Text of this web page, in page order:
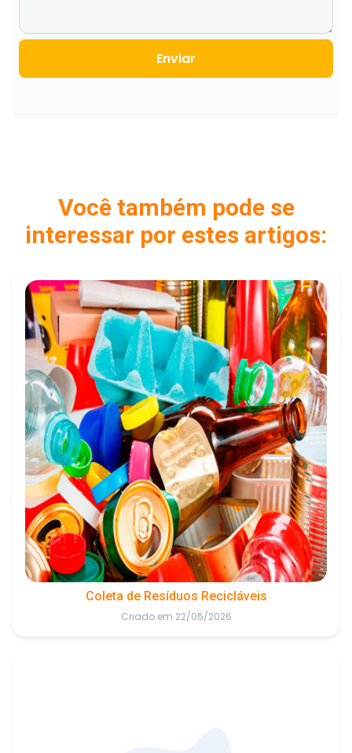
Enviar
Você também pode se
interessar por estes artigos:
Coleta de Resíduos Recicláveis
Criado em 22/05/2026